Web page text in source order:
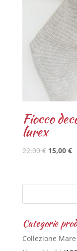
Fiocco
lurex
22,00€ 15,00 €
Categorie
Collezione